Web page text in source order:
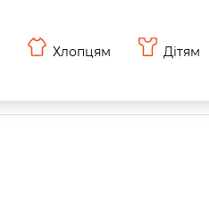
Хлопцям Дітям